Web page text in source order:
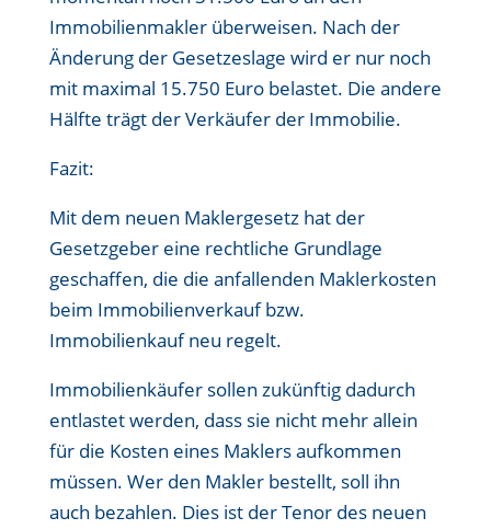
Immobilienmakler überweisen. Nach der
Änderung der Gesetzeslage wird er nur noch
mit maximal 15.750 Euro belastet. Die andere
Hälfte trägt der Verkäufer der Immobilie.
Fazit:
Mit dem neuen Maklergesetz hat der
Gesetzgeber eine rechtliche Grundlage
geschaffen, die die anfallenden Maklerkosten
beim Immobilienverkauf bzw.
Immobilienkauf neu regelt.
Immobilienkäufer sollen zukünftig dadurch
entlastet werden, dass sie nicht mehr allein
für die Kosten eines Maklers aufkommen
müssen. Wer den Makler bestellt, soll ihn
auch bezahlen. Dies ist der Tenor des neuen